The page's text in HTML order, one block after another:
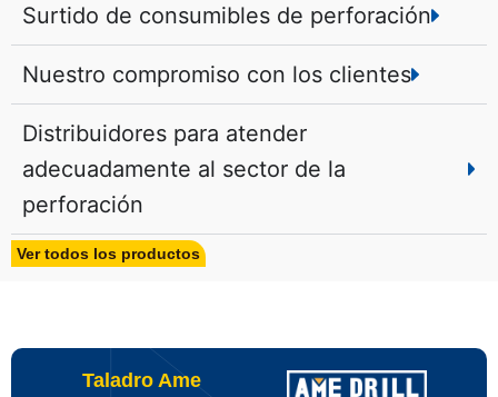
avanzadas, suministramos
DTH de 3 pulgadas a 12 pulgadas
Epiroc, Mincon, Rockmore y
Halco.
cada cliente, ofrecemos diferentes
para sus diferentes formaciones
Surtido de consumibles de perforación
Nuestro compromiso con los clientes
Distribuidores para atender
adecuadamente al sector de la
perforación
Ver todos los productos
Taladro Ame